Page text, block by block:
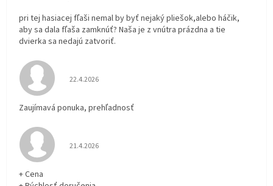
pri tej hasiacej fľaši nemal by byť nejaký pliešok,alebo háčik,
aby sa dala fľaša zamknúť? Naša je z vnútra prázdna a tie
dvierka sa nedajú zatvoriť.
Hodnotenie obchodu je 5 z 5 hviezdičiek.
22.4.2026
Zaujímavá ponuka, prehľadnosť
Hodnotenie obchodu je 5 z 5 hviezdičiek.
21.4.2026
+ Cena